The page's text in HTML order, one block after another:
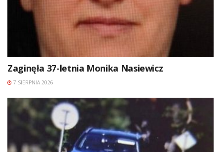
Zaginęła 37-letnia Monika Nasiewicz
7 SIERPNIA 2026